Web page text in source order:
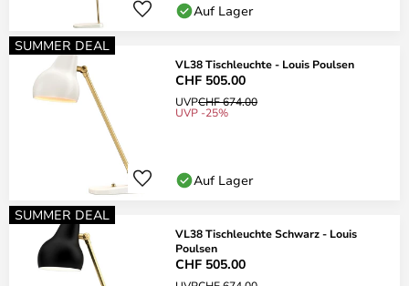
Auf Lager
SUMMER DEAL
VL38 Tischleuchte - Louis Poulsen
CHF 505.00
UVPCHF 674.00
UVP -25%
Auf Lager
SUMMER DEAL
VL38 Tischleuchte Schwarz - Louis
Poulsen
CHF 505.00